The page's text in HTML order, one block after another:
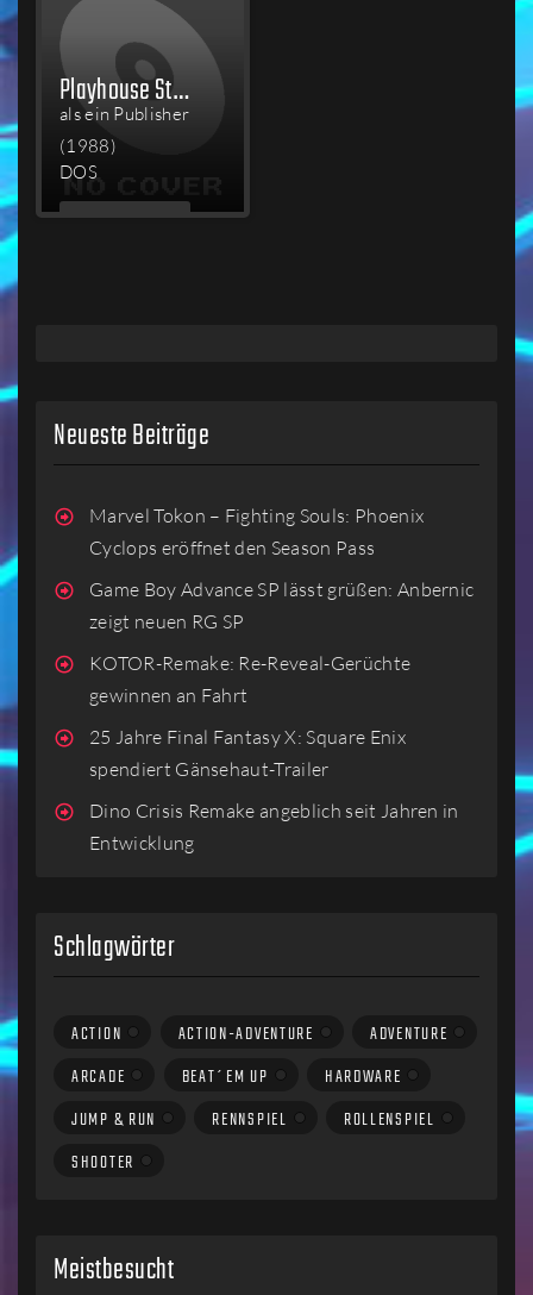
Playhouse Strippoker
als ein Publisher
(1988)
DOS
MEHR
Neueste Beiträge
Marvel Tokon – Fighting Souls: Phoenix
Cyclops eröffnet den Season Pass
Game Boy Advance SP lässt grüßen: Anbernic
zeigt neuen RG SP
KOTOR-Remake: Re-Reveal-Gerüchte
gewinnen an Fahrt
25 Jahre Final Fantasy X: Square Enix
spendiert Gänsehaut-Trailer
Dino Crisis Remake angeblich seit Jahren in
Entwicklung
Schlagwörter
ACTION ACTION-ADVENTURE
ADVENTURE
ARCADE
BEAT´EM UP
HARDWARE
JUMP & RUN
RENNSPIEL
ROLLENSPIEL
SHOOTER
Meistbesucht